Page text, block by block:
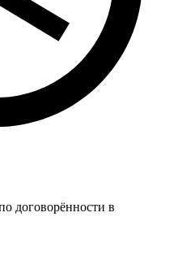
договорённости в